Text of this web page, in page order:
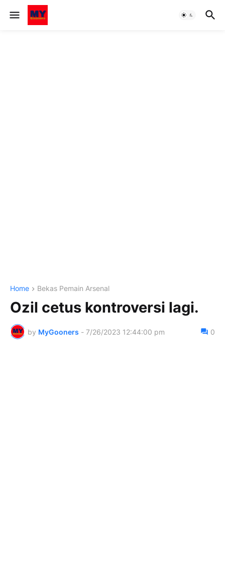
Home Bekas Pemain Arsenal
Ozil cetus kontroversi lagi.
by MyGooners - 7/26/2023 12:44:00 pm 0